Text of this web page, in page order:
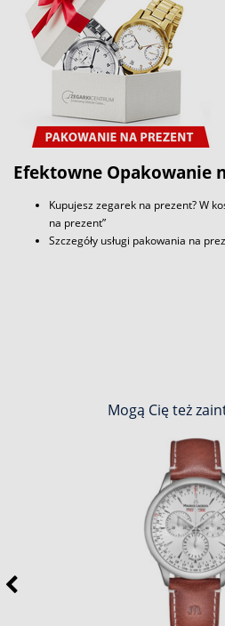
Efektowne Opakowanie
Kupujesz zegarek na prezent? W
na prezent”
Szczegóły usługi pakowania na
Mogą Cię też